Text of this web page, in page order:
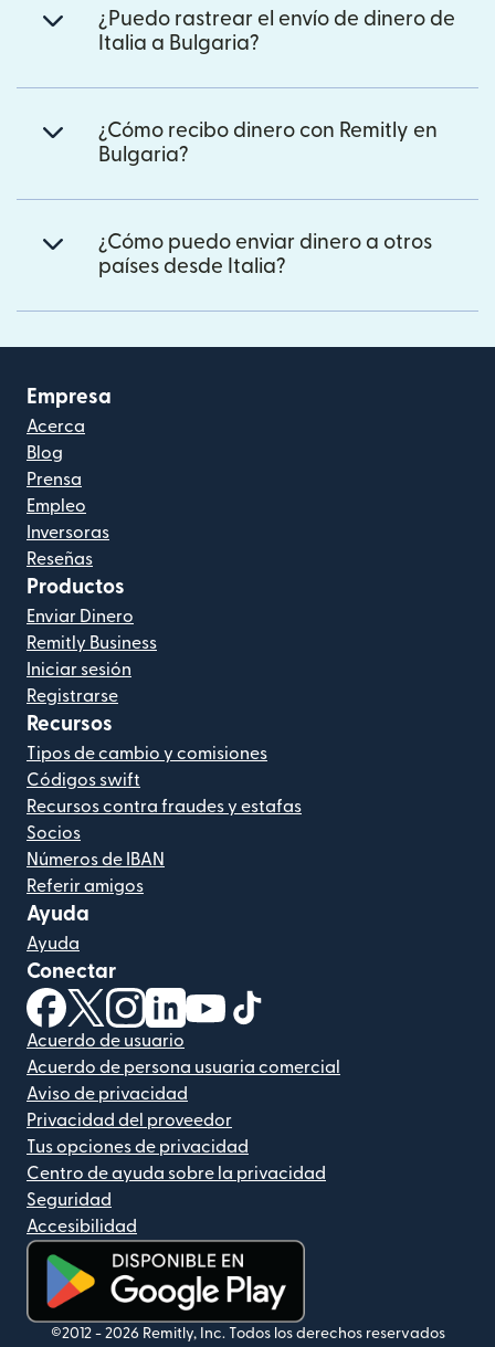
¿Puedo rastrear el envío de dinero de
Italia a Bulgaria?
¿Cómo recibo dinero con Remitly en
Bulgaria?
¿Cómo puedo enviar dinero a otros
países desde Italia?
Empresa
Acerca
Blog
Prensa
Empleo
Inversoras
Reseñas
Productos
Enviar Dinero
Remitly Business
Iniciar sesión
Registrarse
Recursos
Tipos de cambio y comisiones
Códigos swift
Recursos contra fraudes y estafas
Socios
Números de IBAN
Referir amigos
Ayuda
Ayuda
Conectar
(se abre en una ventana nueva)
(se abre en una ventana nueva)
(se abre en una ventana nueva)
(se abre en una ventana nueva)
(se abre en una ventana nueva)
Acuerdo de usuario
Acuerdo de persona usuaria comercial
Aviso de privacidad
Privacidad del proveedor
Tus opciones de privacidad
Centro de ayuda sobre la privacidad
Seguridad
Accesibilidad
(se abre en una ventana nueva)
©2012 - 2026 Remitly, Inc. Todos los derechos reservados